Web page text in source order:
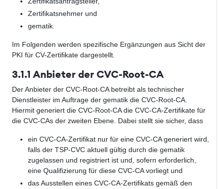
Zertifikatsnehmer und
gematik.
Im Folgenden werden spezifische Ergänzungen aus Sicht der
PKI für CV-Zertifikate dargestellt.
3.1.1 Anbieter der CVC-Root-CA
Der Anbieter der CVC-Root-CA betreibt als technischer
Dienstleister im Auftrage der gematik die CVC-Root-CA.
Hiermit generiert die CVC-Root-CA die CVC-CA-Zertifikate für
die CVC-CAs der zweiten Ebene. Dabei stellt sie sicher, dass
ein CVC-CA-Zertifikat nur für eine CVC-CA generiert wird,
falls der TSP-CVC aktuell gültig durch die gematik
zugelassen und registriert ist und, sofern erforderlich,
eine Qualifizierung für diese CVC-CA vorliegt und
das Ausstellen eines CVC-CA-Zertifikats gemäß den